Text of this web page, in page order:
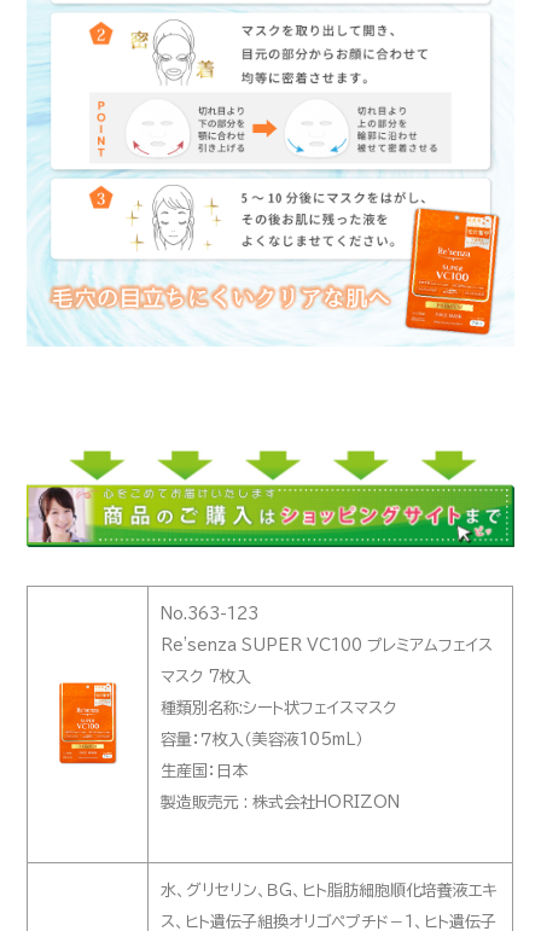
No.363-123
Re'senza SUPER VC100 プレミアムフェイス
マスク 7枚入
種類別名称:シート状フェイスマスク
容量：７枚入（美容液105mL）
生産国：日本
製造販売元 : 株式会社HORIZON
水、グリセリン、ＢＧ、ヒト脂肪細胞順化培養液エキ
ス、ヒト遺伝子組換オリゴペプチド－１、ヒト遺伝子